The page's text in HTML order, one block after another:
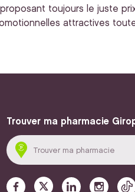
toujours le juste
attractives toute
Trouver ma pharmacie